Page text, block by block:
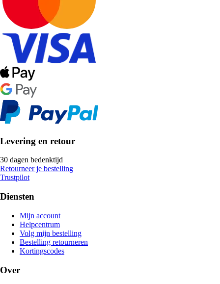
Levering en retour
30 dagen bedenktijd
Retourneer je bestelling
Trustpilot
Diensten
Mijn account
Helpcentrum
Volg mijn bestelling
Bestelling retourneren
Kortingscodes
Over